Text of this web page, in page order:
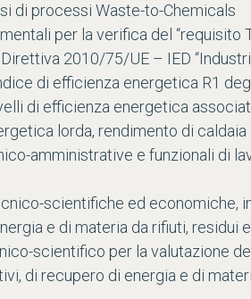
di processi Waste-to-Chemicals
per la verifica del
2010/75/UE – IED
di efficienza energetica R1
di efficienza energetica
lorda, rendimento di caldaia
amministrative e funzionali di
scientifiche ed economiche,
e di materia da rifiuti, residui
scientifico per la valutazione
di recupero di energia e di